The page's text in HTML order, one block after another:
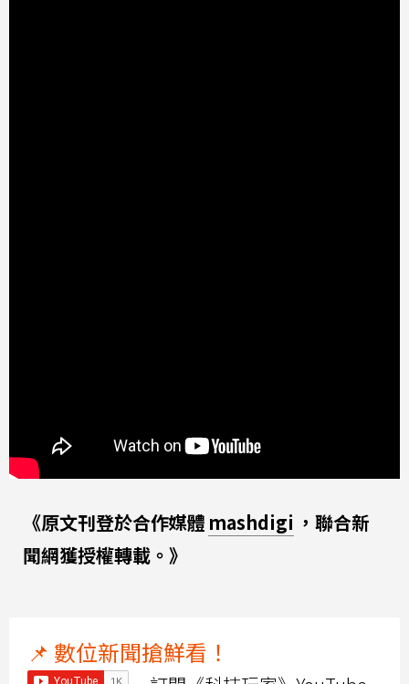
《原文刊登於合作媒體 mashdigi ，聯合新
聞網獲授權轉載。》
📌 數位新聞搶鮮看！